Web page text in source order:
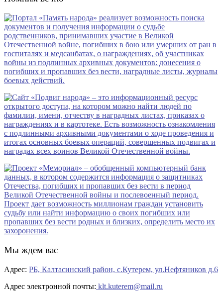
Мы ждем вас
Адрес: РБ, Калтасинский район, с.Кутерем, ул.Нефтяников д.6
Адрес электронной почты: klt.kuterem@mail.ru